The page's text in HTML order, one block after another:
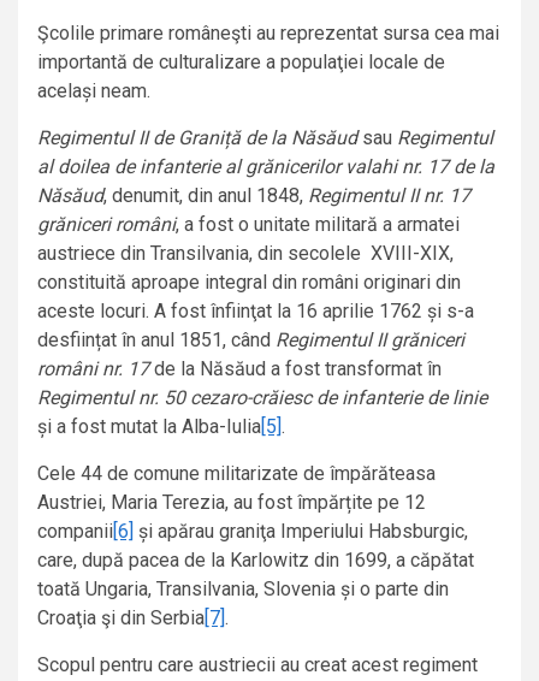
Şcolile primare româneşti au reprezentat sursa cea mai
importantă de culturalizare a populaţiei locale de
același neam.
Regimentul II de Graniță de la Năsăudsau Regimentul
al doilea de infanterie al grănicerilor valahi nr. 17 de la
Năsăud, denumit, din anul 1848, Regimentul II nr. 17
grăniceri români, a fost o unitate militară a armatei
austriece din Transilvania, din secolele XVIII-XIX,
constituită aproape integral din români originari din
aceste locuri. A fost înfiinţat la 16 aprilie 1762 și s-a
desființat în anul 1851, când Regimentul II grăniceri
români nr. 17de la Năsăud a fost transformat în
Regimentul nr. 50 cezaro-crăiesc de infanterie de linie
și a fost mutat la Alba-Iulia [5] .
Cele 44 de comune militarizate de împărăteasa
Austriei, Maria Terezia, au fost împărțite pe 12
companii [6] și apărau graniţa Imperiului Habsburgic,
care, după pacea de la Karlowitz din 1699, a căpătat
toată Ungaria, Transilvania, Slovenia și o parte din
Croaţia şi din Serbia [7] .
Scopul pentru care austriecii au creat acest regiment